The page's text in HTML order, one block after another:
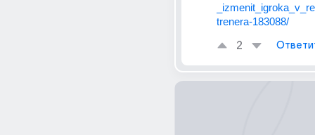
trenera-183088/
2